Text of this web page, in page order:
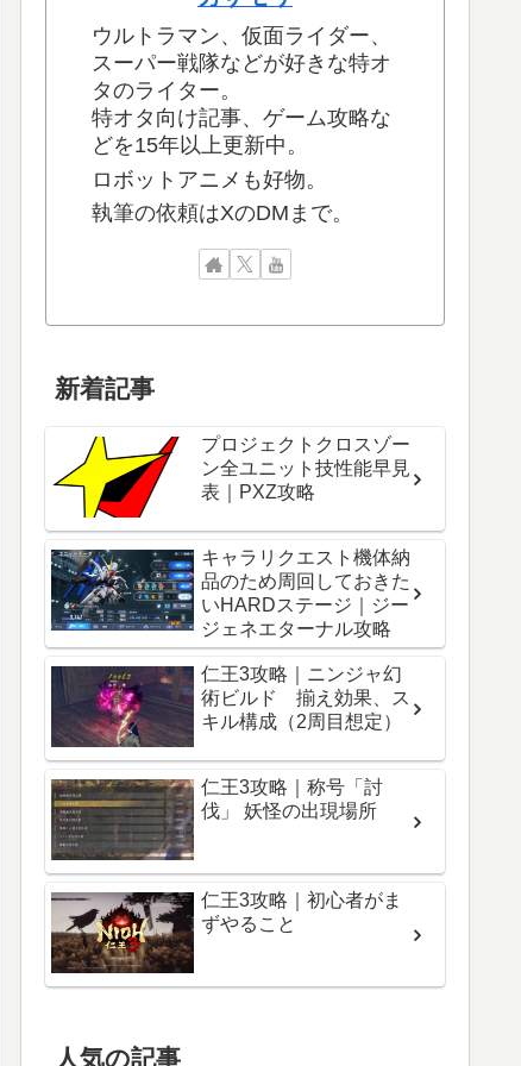
ウルトラマン、仮面ライダー、
スーパー戦隊などが好きな特オ
タのライター。
特オタ向け記事、ゲーム攻略な
どを15年以上更新中。
ロボットアニメも好物。
執筆の依頼はXのDMまで。
新着記事
プロジェクトクロスゾー
ン全ユニット技性能早見
表｜PXZ攻略
キャラリクエスト機体納
品のため周回しておきた
いHARDステージ｜ジー
ジェネエターナル攻略
仁王3攻略｜ニンジャ幻
術ビルド 揃え効果、ス
キル構成（2周目想定）
仁王3攻略｜称号「討
伐」 妖怪の出現場所
仁王3攻略｜初心者がま
ずやること
人気の記事